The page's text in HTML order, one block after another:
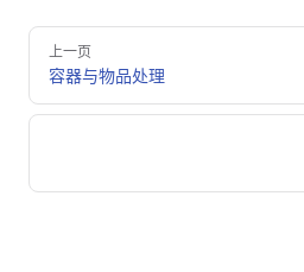
Pager
上一页
容器与物品处理